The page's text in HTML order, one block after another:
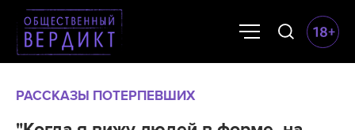
РАССКАЗЫ ПОТЕРПЕВШИХ